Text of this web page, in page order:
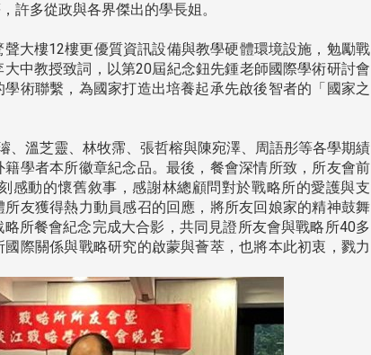
許多從政與各界傑出的學長姐。
大樓12樓更優質資訊設備與教學硬體環境設施，勉勵戰
中教授致詞，以第20屆紀念鈕先鍾老師國際學術研討會
術聯繫，為國家打造出培養起承先啟後智者的「國家之
溫芝靈、林牧霈、張哲榕與陳宛澤、周語彤等各學期績
學者本所徽章紀念品。最後，餐會深情所致，所友會前
感動的懷舊敘事，感謝林總顧問對於戰略所的愛護與支
友獲得熱力動員感召的回應，將所友回娘家的精神鼓舞
所餐會紀念完成大合影，共同見證所友會與戰略所40多
際關係與戰略研究的啟蒙與薈萃，也將本此初衷，戮力